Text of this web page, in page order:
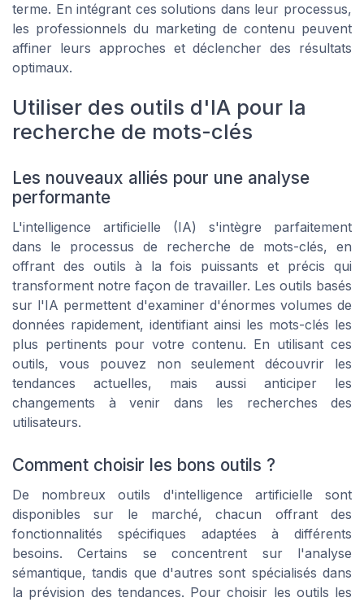
terme. En intégrant ces solutions dans leur processus,
les professionnels du marketing de contenu peuvent
affiner leurs approches et déclencher des résultats
optimaux.
Utiliser des outils d'IA pour la
recherche de mots-clés
Les nouveaux alliés pour une analyse
performante
L'intelligence artificielle (IA) s'intègre parfaitement
dans le processus de recherche de mots-clés, en
offrant des outils à la fois puissants et précis qui
transforment notre façon de travailler. Les outils basés
sur l'IA permettent d'examiner d'énormes volumes de
données rapidement, identifiant ainsi les mots-clés les
plus pertinents pour votre contenu. En utilisant ces
outils, vous pouvez non seulement découvrir les
tendances actuelles, mais aussi anticiper les
changements à venir dans les recherches des
utilisateurs.
Comment choisir les bons outils ?
De nombreux outils d'intelligence artificielle sont
disponibles sur le marché, chacun offrant des
fonctionnalités spécifiques adaptées à différents
besoins. Certains se concentrent sur l'analyse
sémantique, tandis que d'autres sont spécialisés dans
la prévision des tendances. Pour choisir les outils les